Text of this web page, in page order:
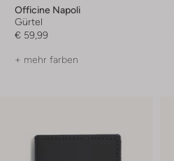
Officine Napoli
Gürtel
€ 59,99
+ mehr farben